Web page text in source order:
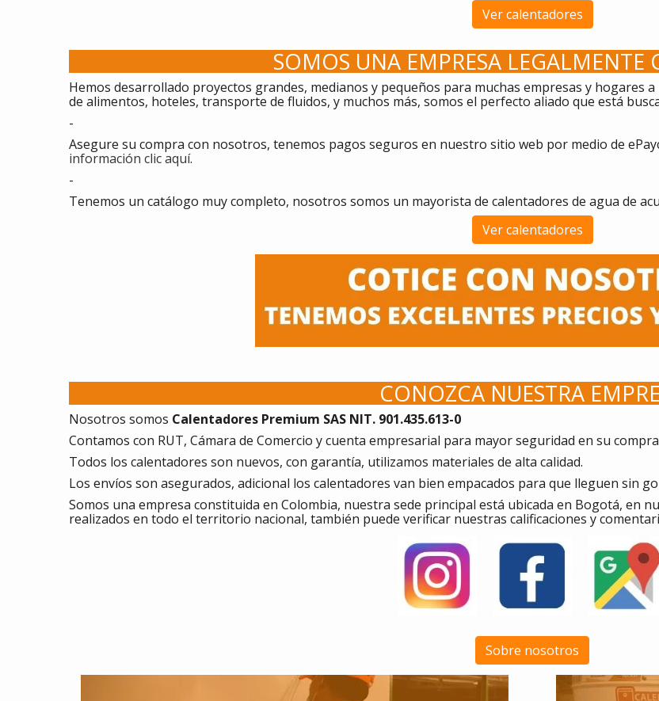
Ver calentadores
SOMOS UNA EMPRESA LEGALMENTE
Hemos desarrollado proyectos grandes, medianos y pequeños para muchas empresas y hogares
de alimentos, hoteles, transporte de fluidos, y muchos más, somos el perfecto aliado que está
-
Asegure su compra con nosotros, tenemos pagos seguros en nuestro sitio web por medio de
información clic aquí.
-
Tenemos un catálogo muy completo, nosotros somos un mayorista de calentadores de agua de
Ver calentadores
CONOZCA NUESTRA
Nosotros somos Calentadores Premium SAS NIT. 901.435.613-0
Contamos con RUT, Cámara de Comercio y cuenta empresarial para mayor seguridad en su
Todos los calentadores son nuevos, con garantía, utilizamos materiales de alta calidad.
Los envíos son asegurados, adicional los calentadores van bien empacados para que lleguen sin
Somos una empresa constituida en Colombia, nuestra sede principal está ubicada en Bogotá, en
realizados en todo el territorio nacional, también puede verificar nuestras calificaciones y
Sobre nosotros